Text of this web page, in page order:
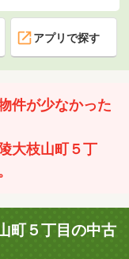
アプリで探す
件が少なかった
大枝山町５丁
町５丁目の中古